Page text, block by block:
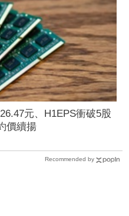
元、H1EPS衝破5股
價續揚
Recommended by